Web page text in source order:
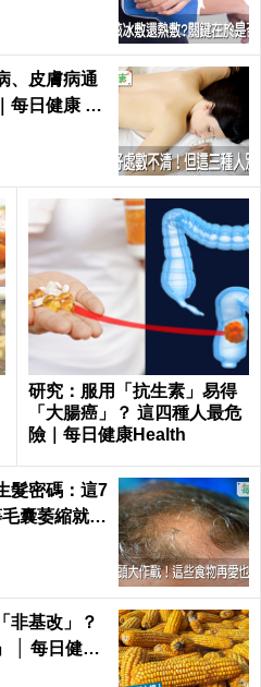
、皮膚病通
每日健康 He
研究：服用「抗生素」易得
「大腸癌」？ 這四種人最危
險｜每日健康Health
髮密碼：這7
囊萎縮就來
非基改」？
│ 每日健康